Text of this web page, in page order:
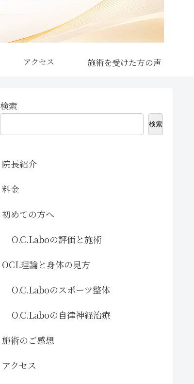
アクセス
検索
検索
院長紹介
料金
初めての方へ
O.C.Laboの評価と施術
OCL理論と身体の見方
O.C.Laboのスポーツ整体
O.C.Laboの自律神経治療
施術のご感想
アクセス